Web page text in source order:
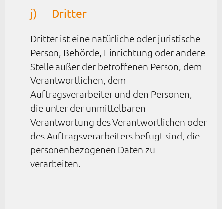
j) Dritter
Dritter ist eine natürliche oder juristische
Person, Behörde, Einrichtung oder andere
Stelle außer der betroffenen Person, dem
Verantwortlichen, dem
Auftragsverarbeiter und den Personen,
die unter der unmittelbaren
Verantwortung des Verantwortlichen oder
des Auftragsverarbeiters befugt sind, die
personenbezogenen Daten zu
verarbeiten.